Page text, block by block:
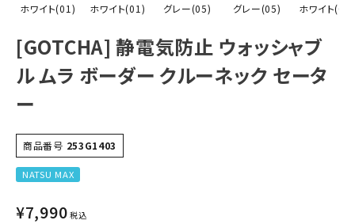
ホワイト(01) ホワイト(01) グレー(05) グレー(05) ホワイト(01)
[GOTCHA] 静電気防止 ウォッシャブ
ル ムラ ボーダー クルーネック セータ
ー
商品番号 253G1403
NATSU MAX
¥7,990 税込